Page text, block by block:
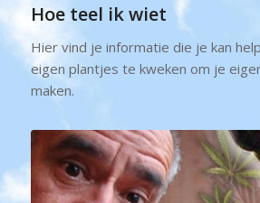
Hoe teel ik wiet
Hier vind je informatie die je kan
eigen plantjes te kweken om je
maken.